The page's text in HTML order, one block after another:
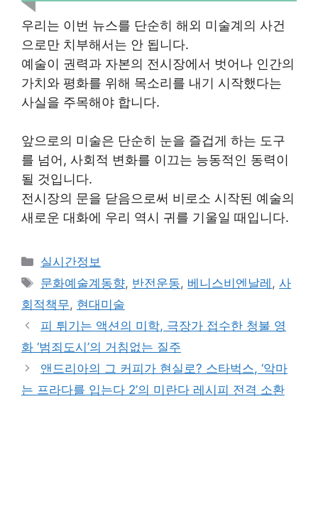
우리는 이번 뉴스를 단순히 해외 미술계의 사건
으로만 치부해서는 안 됩니다.
예술이 권력과 자본의 전시장에서 벗어나 인간의
가치와 평화를 위해 목소리를 내기 시작했다는
사실을 주목해야 합니다.
앞으로의 미술은 단순히 눈을 즐겁게 하는 도구
를 넘어, 사회적 변화를 이끄는 능동적인 동력이
될 것입니다.
전시장의 문을 닫음으로써 비로소 시작된 예술의
새로운 대화에 우리 역시 귀를 기울일 때입니다.
Categories
실시간정보
Tags
문화예술계동향, 반전운동, 베니스비엔날레 ,사
회적책무, 현대미술
피 튀기는 액션의 미학, 극장가 접수한 청불 영
화 ‘범죄도시’의 거침없는 질주
앤드리아의 그 커피가 현실로? 스타벅스, ‘악마
는 프라다를 입는다 2’의 미란다 레시피 전격 소환